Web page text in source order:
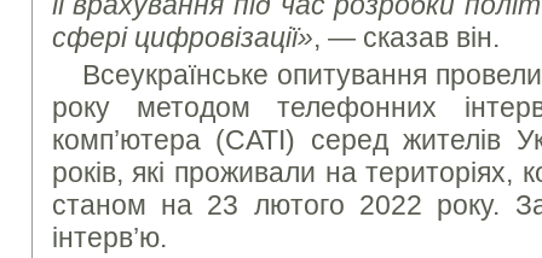
сфері цифровізації», — сказав він.
Всеукраїнське опитування
року методом телефонних
комп’ютера (CATI) серед жителів
років, які проживали на територіях,
станом на 23 лютого 2022 року.
інтерв’ю.